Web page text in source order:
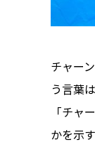
チャー
う言葉
「チャ
かを示